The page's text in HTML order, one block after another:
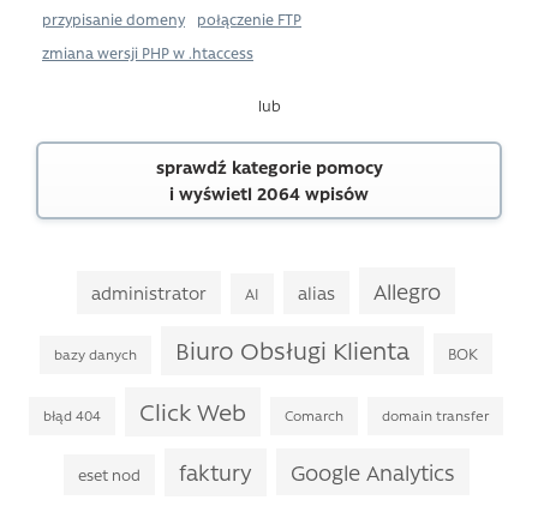
przypisanie domeny
połączenie FTP
zmiana wersji PHP w .htaccess
lub
sprawdź kategorie pomocy
i wyświetl 2064 wpisów
administrator AI alias Allegro
bazy danych Biuro Obsługi Klienta BOK
błąd 404 Click Web Comarch domain transfer
eset nod faktury Google Analytics